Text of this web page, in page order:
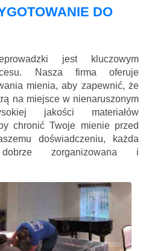
DO
jest kluczowym
Nasza firma oferuje
mienia, aby zapewnić, że
na miejsce w nienaruszonym
jakości materiałów
chronić Twoje mienie przed
doświadczeniu, każda
zorganizowana i